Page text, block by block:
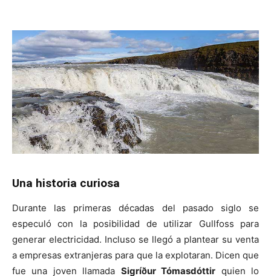
Una historia curiosa
Durante las primeras décadas del pasado siglo se
especuló con la posibilidad de utilizar Gullfoss para
generar electricidad. Incluso se llegó a plantear su venta
a empresas extranjeras para que la explotaran. Dicen que
fue una joven llamada Sigríður Tómasdóttir quien lo